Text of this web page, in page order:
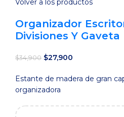
Volver a los productos
Organizador
Divisiones Y Gaveta
$34,900 El
original
era:
$27,900
actual
Estante de madera de gran
organizadora